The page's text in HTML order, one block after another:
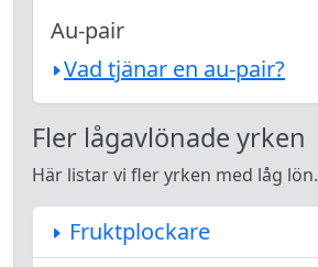
Au-pair
Vad tjänar en au-pair?
Fler lågavlönade yrken
Här listar vi fler yrken med låg lön.
Fruktplockare